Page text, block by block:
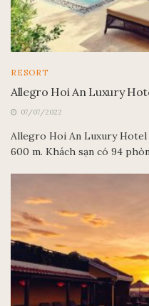
RESORT
Allegro Hoi An Luxury
07/07/2022
Allegro Hoi An Luxury Hotel
600 m. Khách sạn có 94